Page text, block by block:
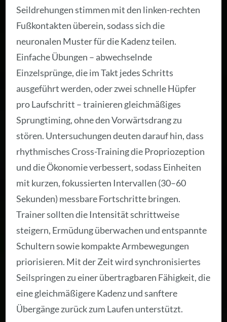
Seildrehungen stimmen mit den linken-rechten
Fußkontakten überein, sodass sich die
neuronalen Muster für die Kadenz teilen.
Einfache Übungen – abwechselnde
Einzelsprünge, die im Takt jedes Schritts
ausgeführt werden, oder zwei schnelle Hüpfer
pro Laufschritt – trainieren gleichmäßiges
Sprungtiming, ohne den Vorwärtsdrang zu
stören. Untersuchungen deuten darauf hin, dass
rhythmisches Cross-Training die Propriozeption
und die Ökonomie verbessert, sodass Einheiten
mit kurzen, fokussierten Intervallen (30–60
Sekunden) messbare Fortschritte bringen.
Trainer sollten die Intensität schrittweise
steigern, Ermüdung überwachen und entspannte
Schultern sowie kompakte Armbewegungen
priorisieren. Mit der Zeit wird synchronisiertes
Seilspringen zu einer übertragbaren Fähigkeit, die
eine gleichmäßigere Kadenz und sanftere
Übergänge zurück zum Laufen unterstützt.